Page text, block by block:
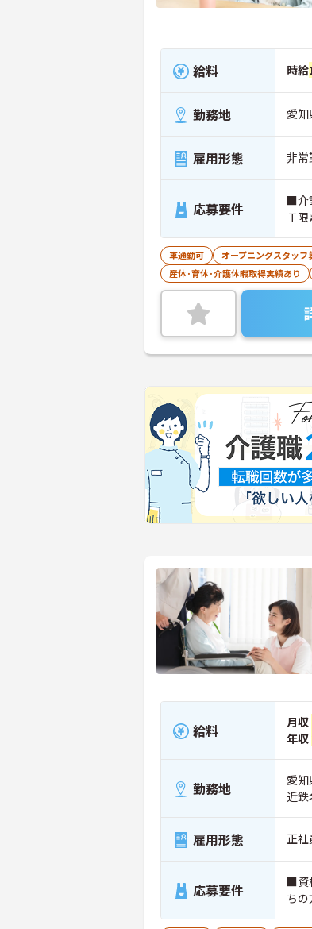
給料 時給
勤務地 愛知
雇用形態 非常
応募要件
■介
Ｔ
車通勤可 オープニングスタッフ
産休･育休･介護休暇取得実績あり
給料 月収
年収
勤務地
愛知
近
雇用形態 正
応募要件
■資
ち